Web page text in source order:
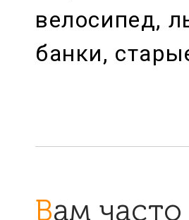
велосипед,
банки,
Вам часто звонят из мясного